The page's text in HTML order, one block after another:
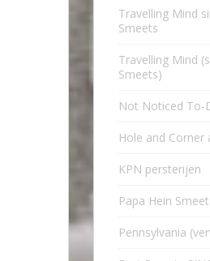
Travelling Mind
Smeets
Travelling Mind
Smeets)
Not Noticed To-
Hole and Corner
KPN persterijen
Papa Hein
Pennsylvania